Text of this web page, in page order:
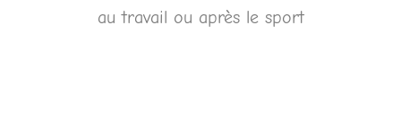
au travail ou après le sport